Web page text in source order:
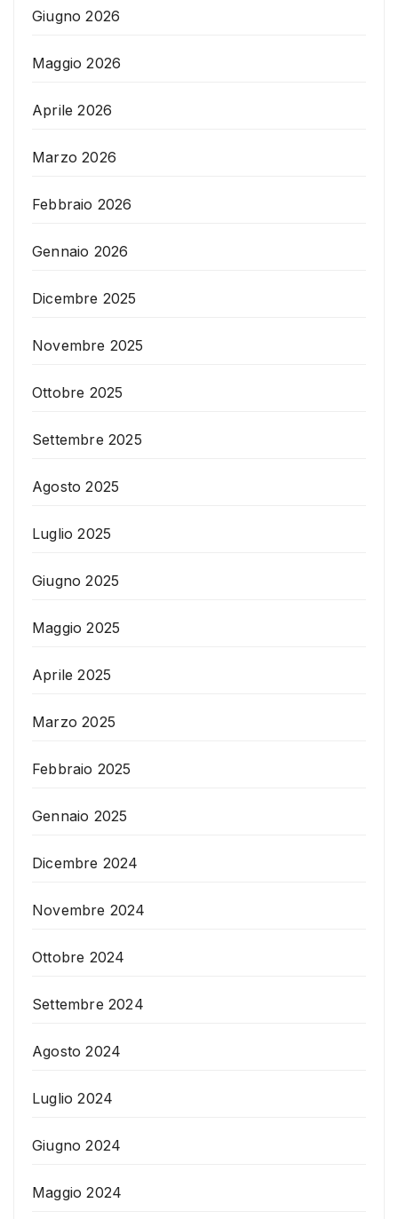
Giugno 2026
Maggio 2026
Aprile 2026
Marzo 2026
Febbraio 2026
Gennaio 2026
Dicembre 2025
Novembre 2025
Ottobre 2025
Settembre 2025
Agosto 2025
Luglio 2025
Giugno 2025
Maggio 2025
Aprile 2025
Marzo 2025
Febbraio 2025
Gennaio 2025
Dicembre 2024
Novembre 2024
Ottobre 2024
Settembre 2024
Agosto 2024
Luglio 2024
Giugno 2024
Maggio 2024